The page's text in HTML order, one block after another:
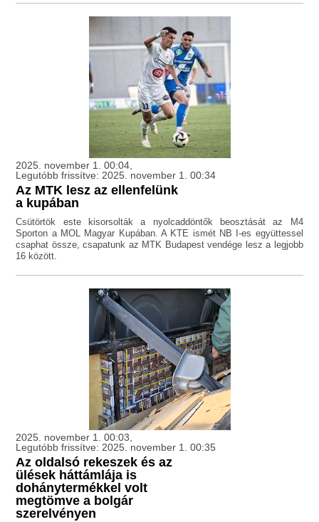
2025. november 1. 00:04,
Legutóbb frissítve: 2025. november 1. 00:34
Az MTK lesz az ellenfelünk
a kupában
Csütörtök este kisorsolták a nyolcaddöntők beosztását az M4
Sporton a MOL Magyar Kupában. A KTE ismét NB I-es együttessel
csaphat össze, csapatunk az MTK Budapest vendége lesz a legjobb
16 között.
2025. november 1. 00:03,
Legutóbb frissítve: 2025. november 1. 00:35
Az oldalsó rekeszek és az
ülések háttámlája is
dohánytermékkel volt
megtömve a bolgár
szerelvényen